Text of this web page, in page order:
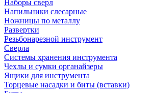
Наборы сверл
Напильники слесарные
Ножницы по металлу
Развертки
Резьбонарезной инструмент
Сверла
Системы хранения инструмента
Чехлы и сумки органайзеры
Ящики для инструмента
Торцевые насадки и биты (вставки)